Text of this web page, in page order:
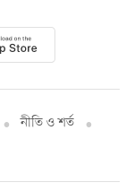
নীতি ও শর্ত